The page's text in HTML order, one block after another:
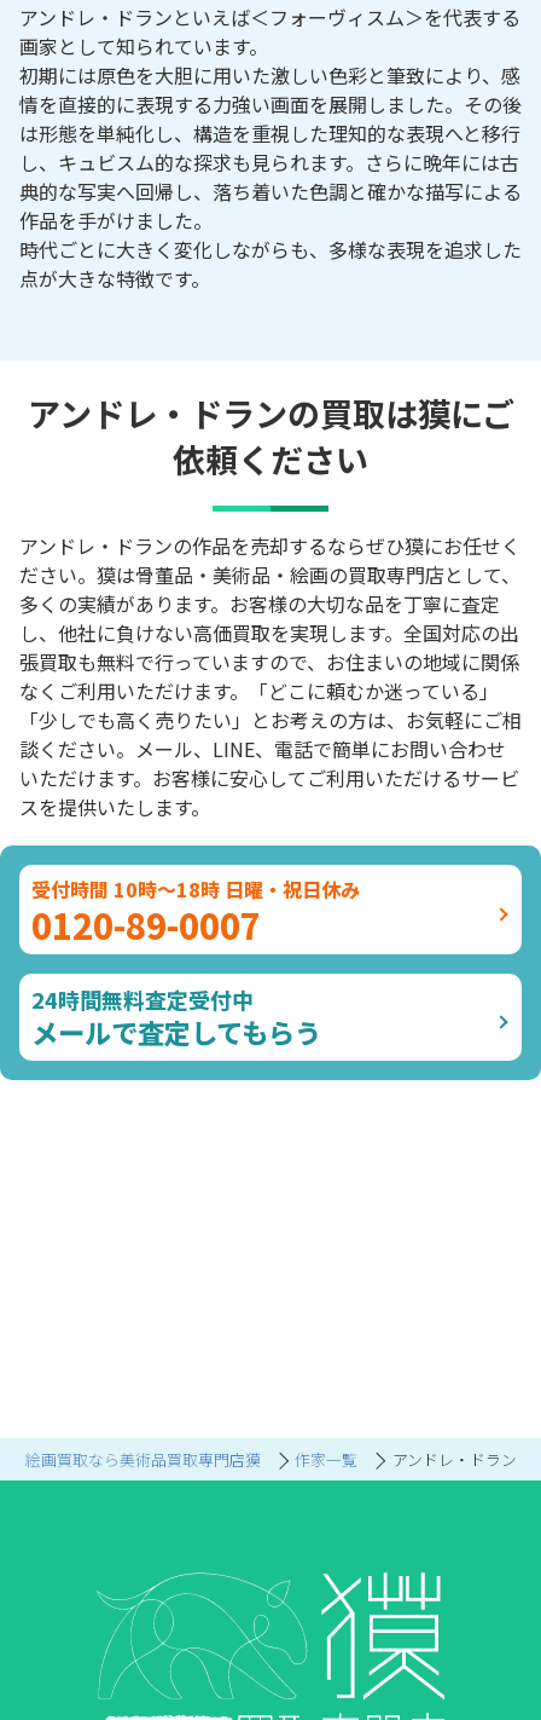
絵画買取なら美術品買取専門店獏 作家一覧 アンドレ・ドラン
アンドレ・ドランといえば＜フォーヴィスム＞を代表する
画家として知られています。
初期には原色を大胆に用いた激しい色彩と筆致により、感
情を直接的に表現する力強い画面を展開しました。その後
は形態を単純化し、構造を重視した理知的な表現へと移行
し、キュビスム的な探求も見られます。さらに晩年には古
典的な写実へ回帰し、落ち着いた色調と確かな描写による
作品を手がけました。
時代ごとに大きく変化しながらも、多様な表現を追求した
点が大きな特徴です。
アンドレ・ドランの買取は獏にご
依頼ください
アンドレ・ドランの作品を売却するならぜひ獏にお任せく
ださい。獏は骨董品・美術品・絵画の買取専門店として、
多くの実績があります。お客様の大切な品を丁寧に査定
し、他社に負けない高価買取を実現します。全国対応の出
張買取も無料で行っていますので、お住まいの地域に関係
なくご利用いただけます。「どこに頼むか迷っている」
「少しでも高く売りたい」とお考えの方は、お気軽にご相
談ください。メール、LINE、電話で簡単にお問い合わせ
いただけます。お客様に安心してご利用いただけるサービ
スを提供いたします。
受付時間 10時～18時 日曜・祝日休み
0120-89-0007
24時間無料査定受付中
メールで査定してもらう